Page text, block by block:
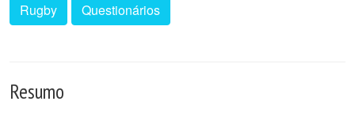
Rugby Questionários
Resumo